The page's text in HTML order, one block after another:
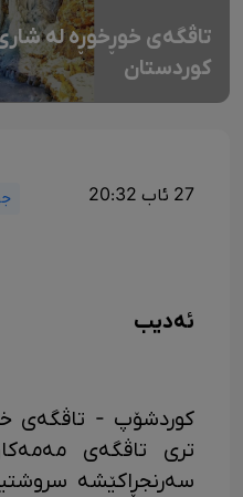
تاڤگەی خوڕخوڕە لە
کوردستان
27 ئاب 20:32
ئەدیب
کوردشۆپ - تاڤگەی
تری تاڤگەی
سەرنجڕاکێشە